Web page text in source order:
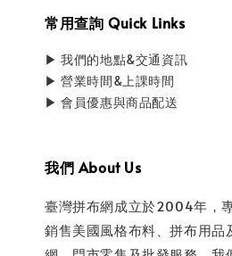
常用查詢 Quick Links
▶ 我們的地點&交通資訊
▶ 營業時間&上課時間
▶ 會員優惠與商品配送
我們 About Us
臺灣拼布網成立於2004年，
銷售美國風格布料、拼布用品